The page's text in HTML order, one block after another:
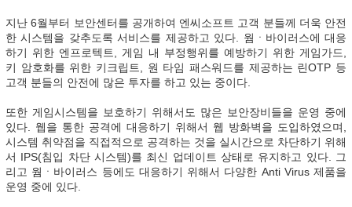
지난 6월부터 보안센터를 공개하여 엔씨소프트 고객 분들께 더욱 안전
한 시스템을 갖추도록 서비스를 제공하고 있다. 웜ㆍ바이러스에 대응
하기 위한 엔프로텍트, 게임 내 부정행위를 예방하기 위한 게임가드,
키 암호화를 위한 키크립트, 원 타임 패스워드를 제공하는 린OTP 등
고객 분들의 안전에 많은 투자를 하고 있는 중이다.
또한 게임시스템을 보호하기 위해서도 많은 보안장비들을 운영 중에
있다. 웹을 통한 공격에 대응하기 위해서 웹 방화벽을 도입하였으며,
시스템 취약점을 직접적으로 공격하는 것을 실시간으로 차단하기 위해
서 IPS(침입 차단 시스템)를 최신 업데이트 상태로 유지하고 있다. 그
리고 웜ㆍ바이러스 등에도 대응하기 위해서 다양한 Anti Virus 제품을
운영 중에 있다.